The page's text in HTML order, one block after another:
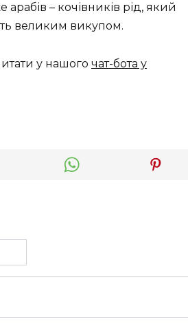
– кочівників рід, який
великим викупом.
у нашого чат-бота у